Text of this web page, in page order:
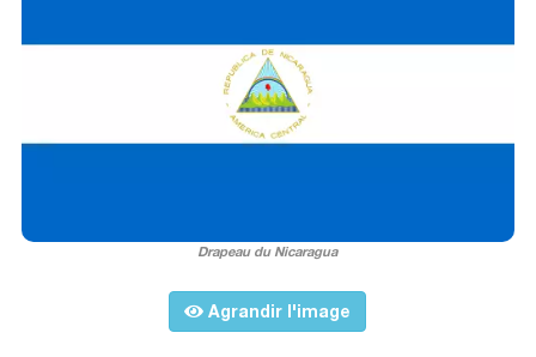
Drapeau du Nicaragua
Agrandir l'image